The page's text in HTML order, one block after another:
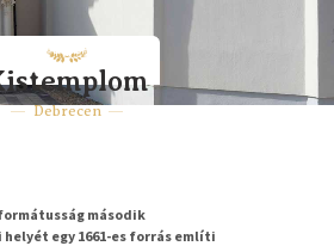
Debrecen
második
egy 1661-es forrás említi